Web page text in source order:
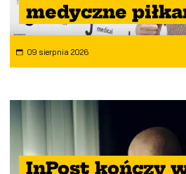
medyczne
09 sierpnia 2026
InPost kończy